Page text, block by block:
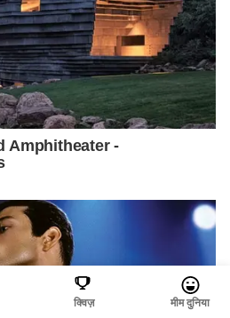
क्विज़ मीम दुनिया